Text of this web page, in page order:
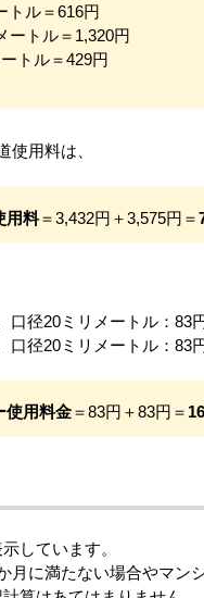
トル＝616円
ートル＝1,320円
トル＝429円
用料は、
用料＝3,432円＋3,575円＝
径20ミリメートル：83円
径20ミリメートル：83円
使用料金＝83円＋83円＝
しています。
月に満たない場合やマン